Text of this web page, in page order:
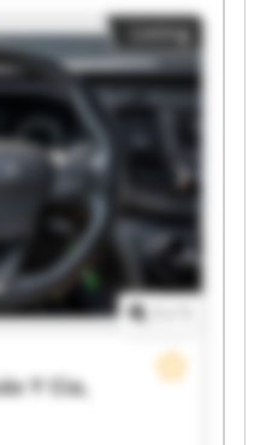
Sa Llinás Y Cia, Sa
Sa Llinás Y Cia, Sa
Sa
Listing
Y Cia,